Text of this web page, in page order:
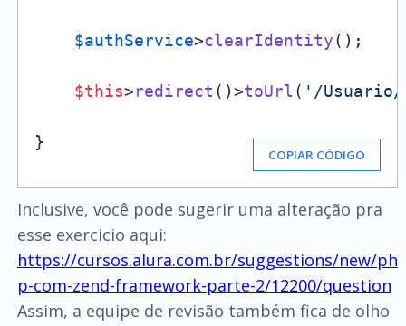
$authService­>clearIdentity();
$this­>redirect ()­>toUrl ( '/
}
COPIAR CÓDIGO
Inclusive, você pode sugerir uma alteração pra
esse exercicio aqui:
https://cursos.alura.com.br/suggestions/new/ph
p-com-zend-framework-parte-2/12200/question
Assim, a equipe de revisão também fica de olho